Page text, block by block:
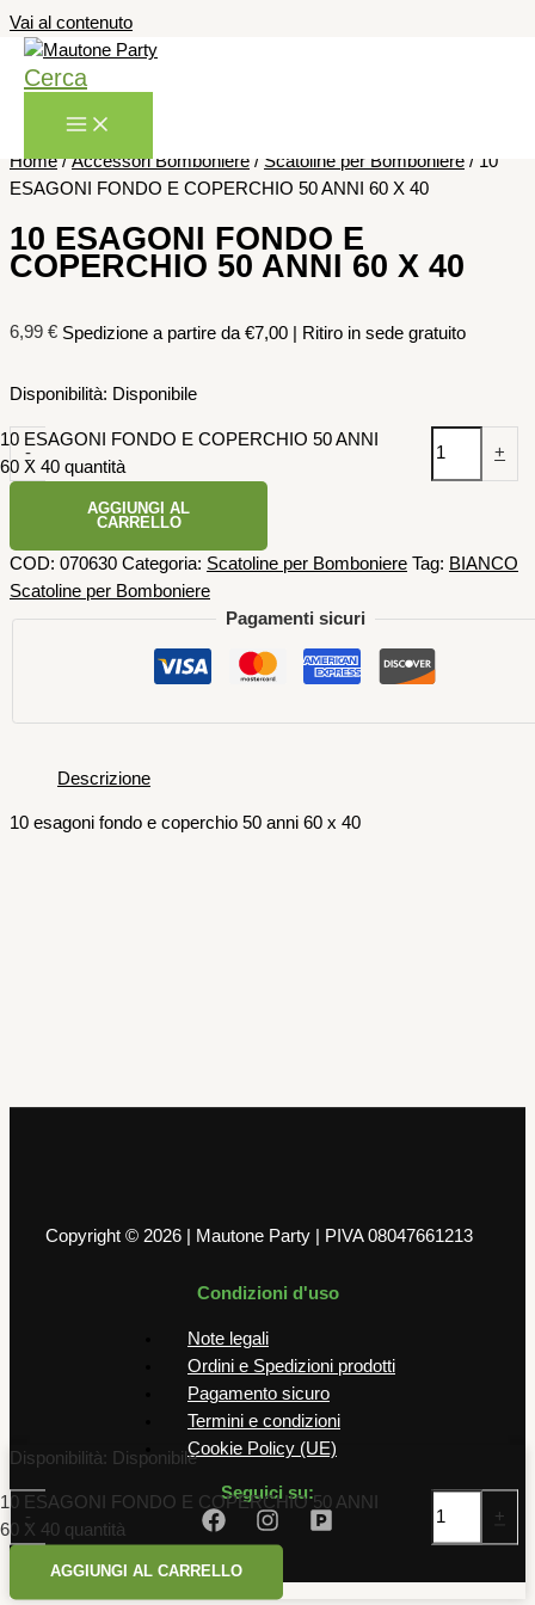
Vai al contenuto
Cerca
Home/Accessori Bomboniere / Scatoline per Bomboniere / 10
ESAGONI FONDO E COPERCHIO 50 ANNI 60 X 40
10 ESAGONI FONDO E
COPERCHIO 50 ANNI 60 X 40
6,99 € Spedizione a partire da €7,00 | Ritiro in sede gratuito
Disponibilità: Disponibile
-
10 ESAGONI FONDO E COPERCHIO 50 ANNI
60 X 40 quantità
+
AGGIUNGI AL
CARRELLO
COD: 070630 Categoria: Scatoline per Bomboniere Tag: BIANCO
Scatoline per Bomboniere
Pagamenti sicuri
Descrizione
10 esagoni fondo e coperchio 50 anni 60 x 40
Copyright © 2026 | Mautone Party | PIVA 08047661213
Condizioni d'uso
Note legali
Ordini e Spedizioni prodotti
Pagamento sicuro
Termini e condizioni
Cookie Policy (UE)
Seguici su:
Disponibilità: Disponibile
-
10 ESAGONI FONDO E COPERCHIO 50 ANNI
60 X 40 quantità
+
AGGIUNGI AL CARRELLO